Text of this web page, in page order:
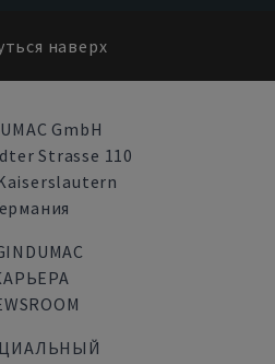
наверх
GmbH
Strasse 110